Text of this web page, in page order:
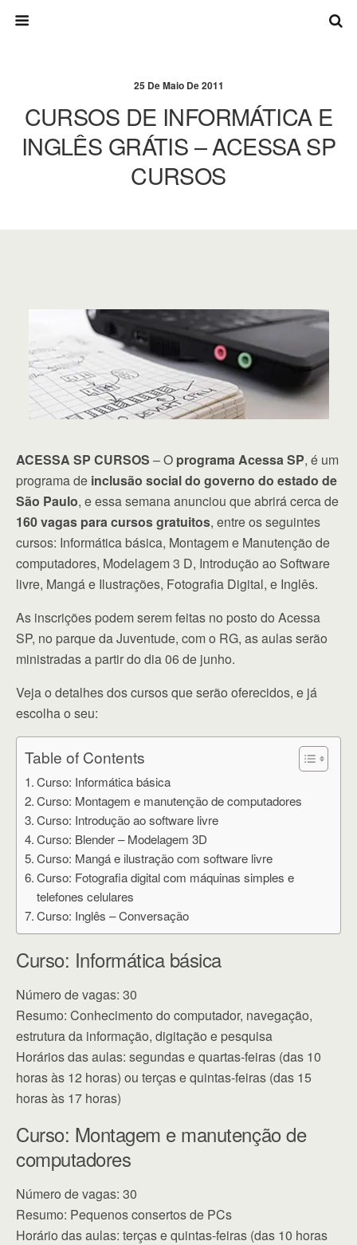
25 De Maio De 2011
CURSOS DE INFORMÁTICA E
INGLÊS GRÁTIS – ACESSA SP
CURSOS
ACESSA SP CURSOS – O programa Acessa SP, é um
programa de inclusão social do governo do estado de
São Paulo, e essa semana anunciou que abrirá cerca de
160 vagas para cursos gratuitos, entre os seguintes
cursos: Informática básica, Montagem e Manutenção de
computadores, Modelagem 3 D, Introdução ao Software
livre, Mangá e Ilustrações, Fotografia Digital, e Inglês.
As inscrições podem serem feitas no posto do Acessa
SP, no parque da Juventude, com o RG, as aulas serão
ministradas a partir do dia 06 de junho.
Veja o detalhes dos cursos que serão oferecidos, e já
escolha o seu:
Table of Contents
Curso: Informática básica
Curso: Montagem e manutenção de computadores
Curso: Introdução ao software livre
Curso: Blender – Modelagem 3D
Curso: Mangá e ilustração com software livre
Curso: Fotografia digital com máquinas simples e
telefones celulares
Curso: Inglês – Conversação
Curso: Informática básica
Número de vagas: 30
Resumo: Conhecimento do computador, navegação,
estrutura da informação, digitação e pesquisa
Horários das aulas: segundas e quartas-feiras (das 10
horas às 12 horas) ou terças e quintas-feiras (das 15
horas às 17 horas)
Curso: Montagem e manutenção de
computadores
Número de vagas: 30
Resumo: Pequenos consertos de PCs
Horário das aulas: terças e quintas-feiras (das 10 horas